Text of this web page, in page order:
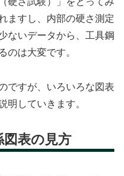
ますし、内部の硬さ測定
ないデータから、工具鋼
のは大変です。
ですが、いろいろな図表
明していきます。
図表の見方